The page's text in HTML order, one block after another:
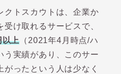
クトスカウトは、企業か
け取れるサービスで、
以上 （2021年4月時点/ハ
う実績があり、このサー
がったという人は少なく